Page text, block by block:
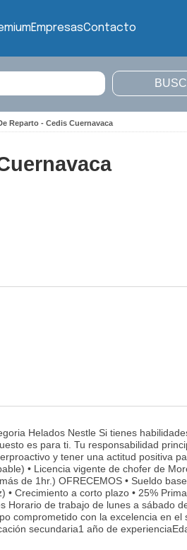
EmpresasContacto
Reparto - Cedis Cuernavaca
Helados Nestle Si tienes
es para ti. Tu responsabilidad
y tener una actitud positiva
• Licencia vigente de chofer de
de 1hr.) OFRECEMOS • Sueldo
Crecimiento a corto plazo • 25%
Horario de trabajo de lunes a sábado
comprometido con la excelencia en el
secundaria1 año de